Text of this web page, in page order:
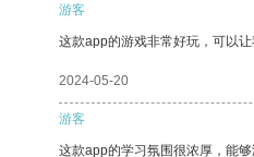
游客
这款app的游戏非常好玩，可以让
2024-05-20
游客
这款app的学习氛围很浓厚，能